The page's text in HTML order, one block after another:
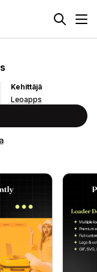
Kehittäjä
Leoapps